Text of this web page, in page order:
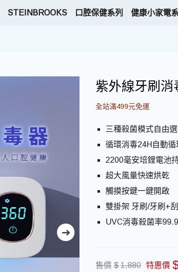
STEINBROOKS 口腔保健系列 健康小家電
紫外線牙刷消
全站滿499元免運
三種殺菌模式自由
循環消毒24H自動循
2200毫安培鋰電池
超大風量快速烘乾
觸摸按鍵一鍵開啟
雙掛架 牙刷/牙刷+
UVC消毒殺菌率
售價 $1,880 特惠價